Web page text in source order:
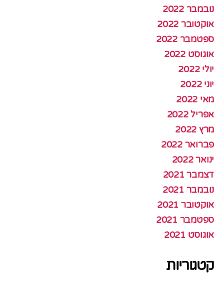
נובמבר 2022
אוקטובר 2022
ספטמבר 2022
אוגוסט 2022
יולי 2022
יוני 2022
מאי 2022
אפריל 2022
מרץ 2022
פברואר 2022
ינואר 2022
דצמבר 2021
נובמבר 2021
אוקטובר 2021
ספטמבר 2021
אוגוסט 2021
קטגוריות